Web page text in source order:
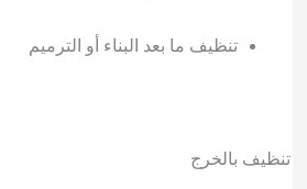
تنظيف ما بعد البناء أو الترميم
تنظيف بالخرج